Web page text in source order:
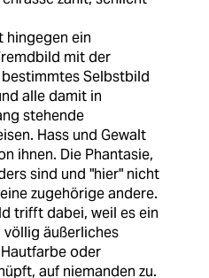
hingegen ein
mit der
Selbstbild
alle damit in
stehende
Hass und Gewalt
ihnen. Die Phantasie,
sind und "hier" nicht
zugehörige andere.
trifft dabei, weil es ein
völlig äußerliches
oder
auf niemanden zu.